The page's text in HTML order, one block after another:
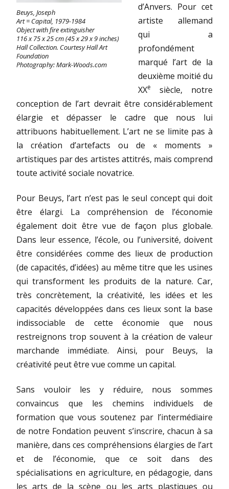
Beuys, Joseph
Art = Capital, 1979-1984
Object with fire extinguisher
116 x 75 x 25 cm (45 x 29 x 9 inches)
Hall Collection. Courtesy Hall Art
Foundation
Photography: Mark-Woods.com
d’Anvers. Pour cet
artiste allemand
qui a
profondément
marqué l’art de la
deuxième moitié du
XXe
siècle, notre
conception de l’art devrait être considérablement
élargie et dépasser le cadre que nous lui
attribuons habituellement. L’art ne se limite pas à
la création d’artefacts ou de « moments »
artistiques par des artistes attitrés, mais comprend
toute activité sociale novatrice.
Pour Beuys, l’art n’est pas le seul concept qui doit
être élargi. La compréhension de l’économie
également doit être vue de façon plus globale.
Dans leur essence, l’école, ou l’université, doivent
être considérées comme des lieux de production
(de capacités, d’idées) au même titre que les usines
qui transforment les produits de la nature. Car,
très concrètement, la créativité, les idées et les
capacités développées dans ces lieux sont la base
indissociable de cette économie que nous
restreignons trop souvent à la création de valeur
marchande immédiate. Ainsi, pour Beuys, la
créativité peut être vue comme un capital.
Sans vouloir les y réduire, nous sommes
convaincus que les chemins individuels de
formation que vous soutenez par l’intermédiaire
de notre Fondation peuvent s’inscrire, chacun à sa
manière, dans ces compréhensions élargies de l’art
et de l’économie, que ce soit dans des
spécialisations en agriculture, en pédagogie, dans
les arts de la scène ou les arts plastiques ou